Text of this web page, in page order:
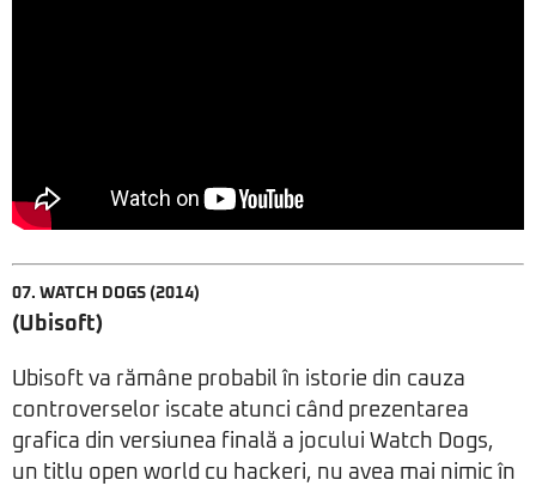
07. WATCH DOGS (2014)
(Ubisoft)
Ubisoft va rămâne probabil în istorie din cauza
controverselor iscate atunci când prezentarea
grafica din versiunea finală a jocului Watch Dogs,
un titlu open world cu hackeri, nu avea mai nimic în